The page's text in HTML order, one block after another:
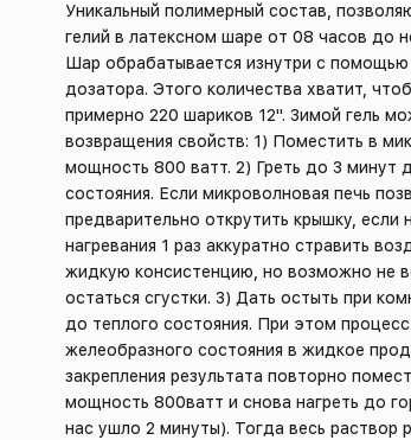
Уникальный полимерный состав,
гелий в латексном шаре от 08 часов до
Шар обрабатывается изнутри с помощью
дозатора. Этого количества хватит,
примерно 220 шариков 12". Зимой гель
возвращения свойств: 1) Поместить в
мощность 800 ватт. 2) Греть до 3 минут
состояния. Если микроволновая печь
предварительно открутить крышку, если
нагревания 1 раз аккуратно стравить
жидкую консистенцию, но возможно не
остаться сгустки. 3) Дать остыть при
до теплого состояния. При этом
желеобразного состояния в жидкое
закрепления результата повторно
мощность 800ватт и снова нагреть до
нас ушло 2 минуты). Тогда весь раствор